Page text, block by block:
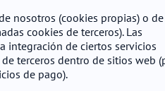
nosotros (cookies propias) o de
cookies de terceros). Las
integración de ciertos servicios
terceros dentro de sitios web
de pago).